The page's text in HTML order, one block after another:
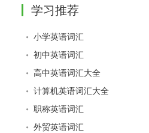
学习推荐
小学英语词汇
初中英语词汇
高中英语词汇大全
计算机英语词汇大全
职称英语词汇
外贸英语词汇